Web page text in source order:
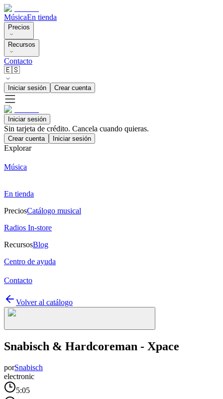
MúsicaEn tienda
Precios
Recursos
Contacto
🇪🇸
Iniciar sesión Crear cuenta
Iniciar sesión
Sin tarjeta de crédito. Cancela cuando quieras.
Crear cuenta Iniciar sesión
Explorar
Música
En tienda
PreciosCatálogo musical
Radios In-store
RecursosBlog
Centro de ayuda
Contacto
Volver al catálogo
Snabisch & Hardcoreman - Xpace
porSnabisch
electronic
5:05